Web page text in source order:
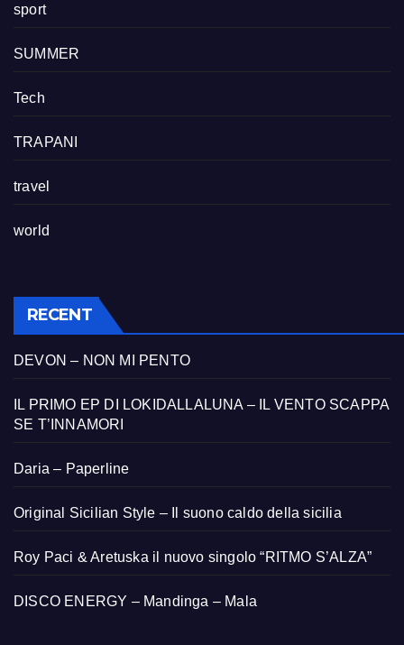
sport
SUMMER
Tech
TRAPANI
travel
world
RECENT
DEVON – NON MI PENTO
IL PRIMO EP DI LOKIDALLALUNA – IL VENTO SCAPPA
SE T’INNAMORI
Daria – Paperline
Original Sicilian Style – Il suono caldo della sicilia
Roy Paci & Aretuska il nuovo singolo “RITMO S’ALZA”
DISCO ENERGY – Mandinga – Mala